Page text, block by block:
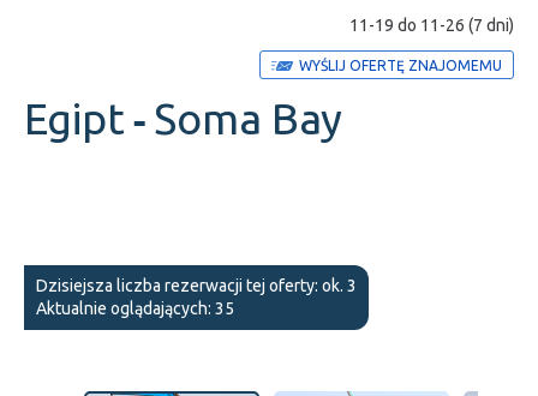
11-19 do 11-26 (7 dni)
WYŚLIJ OFERTĘ ZNAJOMEMU
Egipt - Soma Bay
Dzisiejsza liczba rezerwacji tej oferty: ok. 3
Aktualnie oglądających: 35